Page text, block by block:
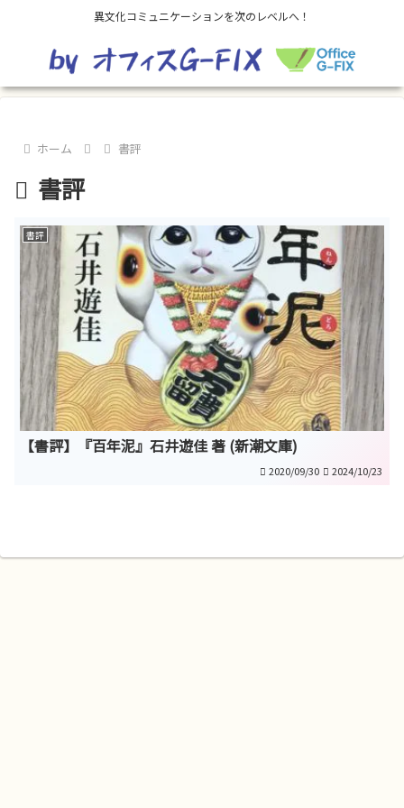
異文化コミュニケーションを次のレベルへ！
ホーム 書評
書評
書評
【書評】『百年泥』石井遊佳 著 (新潮文庫)
2020/09/30 2024/10/23